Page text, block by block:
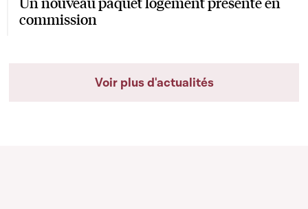
commission
Voir plus d'actualités